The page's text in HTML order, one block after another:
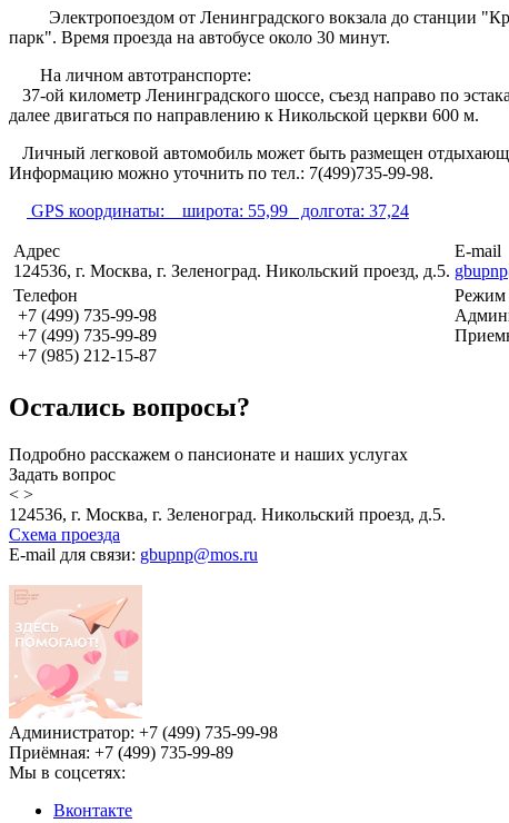
Электропоездом от Ленинградского вокзала до станции
парк". Время проезда на автобусе около 30 минут.
На личном автотранспорте:
37-ой километр Ленинградского шоссе, съезд направо по
далее двигаться по направлению к Никольской церкви 600 м.
Личный легковой автомобиль может быть размещен
Информацию можно уточнить по тел.: 7(499)735-99-98.
GPS координаты: широта: 55,99 долгота: 37,24
Адрес
124536, г. Москва, г. Зеленоград. Никольский проезд, д.5.
E-mail
Телефон
+7 (499) 735-99-98
+7 (499) 735-99-89
+7 (985) 212-15-87
Режим
Остались вопросы?
Подробно расскажем о пансионате и наших услугах
Задать вопрос
< >
124536, г. Москва, г. Зеленоград. Никольский проезд, д.5.
Схема проезда
E-mail для связи: gbupnp@mos.ru
Администратор: +7 (499) 735-99-98
Приёмная: +7 (499) 735-99-89
Мы в соцсетях:
Вконтакте